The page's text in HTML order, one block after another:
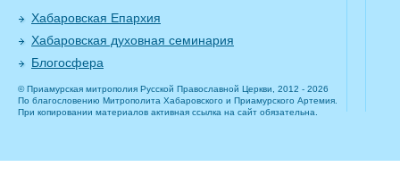
Хабаровская Епархия
Хабаровская духовная семинария
Блогосфера
© Приамурская митрополия Русской Православной Церкви, 2012 - 2026
По благословению Митрополита Хабаровского и Приамурского Артемия.
При копировании материалов активная ссылка на сайт обязательна.